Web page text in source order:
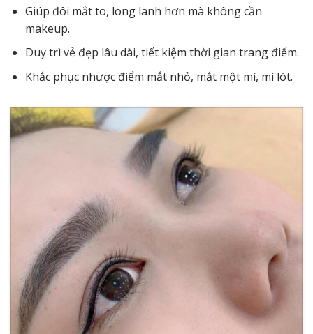
Giúp đôi mắt to, long lanh hơn mà không cần
makeup.
Duy trì vẻ đẹp lâu dài, tiết kiệm thời gian trang điểm.
Khắc phục nhược điểm mắt nhỏ, mắt một mí, mí lót.